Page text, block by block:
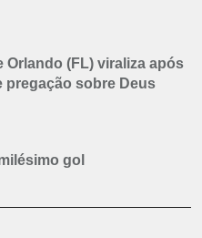
Orlando (FL) viraliza após
pregação sobre Deus
gol